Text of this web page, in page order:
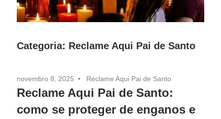
Categoria: Reclame Aqui Pai de Santo
novembro 8, 2025 Reclame Aqui Pai de Santo
Reclame Aqui Pai de Santo:
como se proteger de enganos e